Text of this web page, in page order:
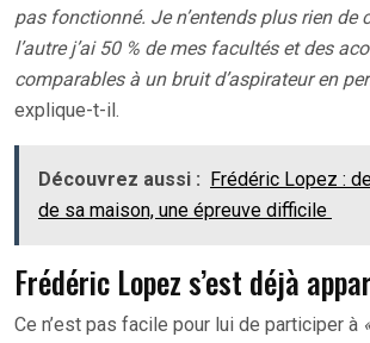
pas fonctionné. Je n’entends plus rien de
l’autre j’ai 50 % de mes facultés et des
comparables à un bruit d’aspirateur en
explique-t-il.
Découvrez aussi :
Frédéric Lopez :
de sa maison, une épreuve difficile
Frédéric Lopez s’est déjà
Ce n’est pas facile pour lui de participer à